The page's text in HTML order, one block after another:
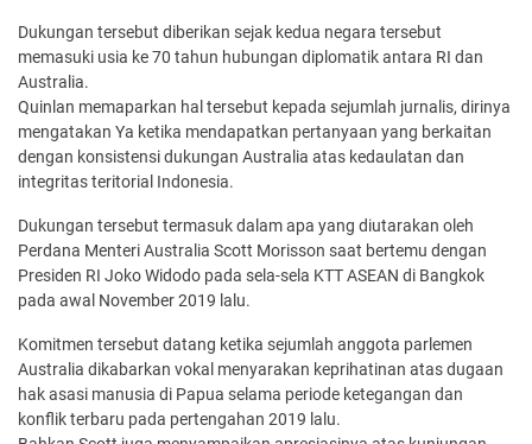
Dukungan tersebut diberikan sejak kedua negara tersebut
memasuki usia ke 70 tahun hubungan diplomatik antara RI dan
Australia.
Quinlan memaparkan hal tersebut kepada sejumlah jurnalis, dirinya
mengatakan Ya ketika mendapatkan pertanyaan yang berkaitan
dengan konsistensi dukungan Australia atas kedaulatan dan
integritas teritorial Indonesia.
Dukungan tersebut termasuk dalam apa yang diutarakan oleh
Perdana Menteri Australia Scott Morisson saat bertemu dengan
Presiden RI Joko Widodo pada sela-sela KTT ASEAN di Bangkok
pada awal November 2019 lalu.
Komitmen tersebut datang ketika sejumlah anggota parlemen
Australia dikabarkan vokal menyarakan keprihatinan atas dugaan
hak asasi manusia di Papua selama periode ketegangan dan
konflik terbaru pada pertengahan 2019 lalu.